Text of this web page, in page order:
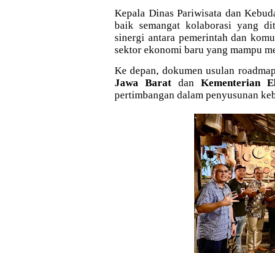
Kepala Dinas Pariwisata dan
baik semangat kolaborasi yang
sinergi antara pemerintah dan
sektor ekonomi baru yang mampu
Ke depan, dokumen usulan
Jawa Baratdan Kementerian
pertimbangan dalam penyusunan